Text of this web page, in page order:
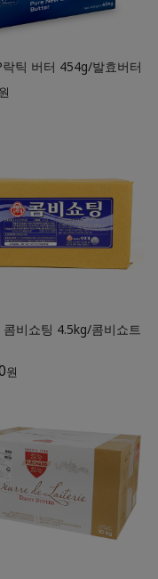
락틱 버터 454g/발효버터
원
콤비쇼팅 4.5kg/콤비쇼트
원